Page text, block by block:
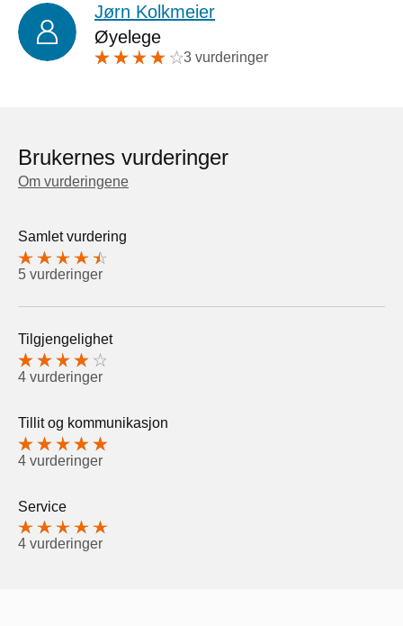
Jørn Kolkmeier
Øyelege
3 vurderinger
Brukernes vurderinger
Om vurderingene
Samlet vurdering
5 vurderinger
Tilgjengelighet
4 vurderinger
Tillit og kommunikasjon
4 vurderinger
Service
4 vurderinger